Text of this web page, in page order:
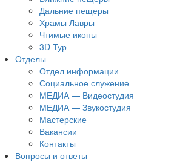
Дальние пещеры
Храмы Лавры
Чтимые иконы
3D Тур
Отделы
Отдел информации
Социальное служение
МЕДИА — Видеостудия
МЕДИА — Звукостудия
Мастерские
Вакансии
Контакты
Вопросы и ответы